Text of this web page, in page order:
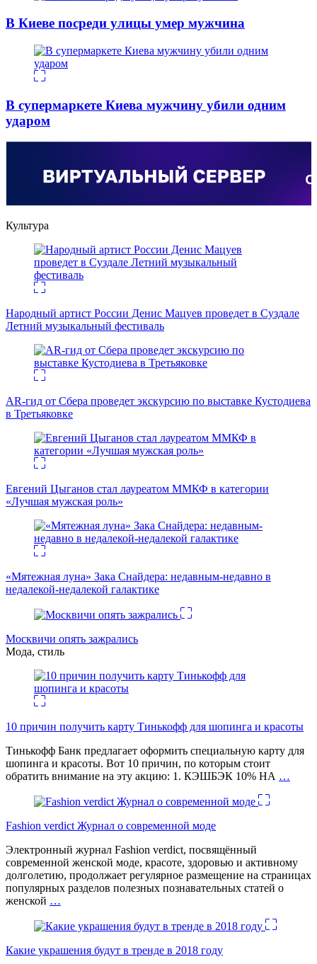
В Киеве посреди улицы умер мужчина
В супермаркете Киева мужчину убили одним
ударом
Культура
Народный артист России Денис Мацуев проведет в Суздале
Летний музыкальный фестиваль
AR-гид от Сбера проведет экскурсию по выставке Кустодиева
в Третьяковке
Евгений Цыганов стал лауреатом ММКФ в категории
«Лучшая мужская роль»
«Мятежная луна» Зака Снайдера: недавным-недавно в
недалекой-недалекой галактике
Москвичи опять зажрались
Мода, стиль
10 причин получить карту Тинькофф для шопинга и красоты
Тинькофф Банк предлагает оформить специальную карту для
шопинга и красоты. Вот 10 причин, по которым стоит
обратить внимание на эту акцию: 1. КЭШБЭК 10% НА …
Fashion verdict Журнал о современной моде
Электронный журнал Fashion verdict, посвящённый
современной женской моде, красоте, здоровью и активному
долголетию, продолжает регулярное размещение на страницах
популярных разделов полезных познавательных статей о
женской …
Какие украшения будут в тренде в 2018 году